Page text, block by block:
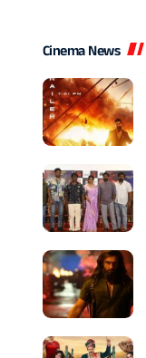
Cinema News